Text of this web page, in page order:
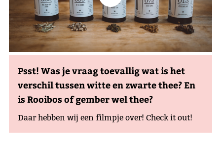
Psst! Was je vraag toevallig wat is het
verschil tussen witte en zwarte thee? En
is Rooibos of gember wel thee?
Daar hebben wij een filmpje over! Check it out!